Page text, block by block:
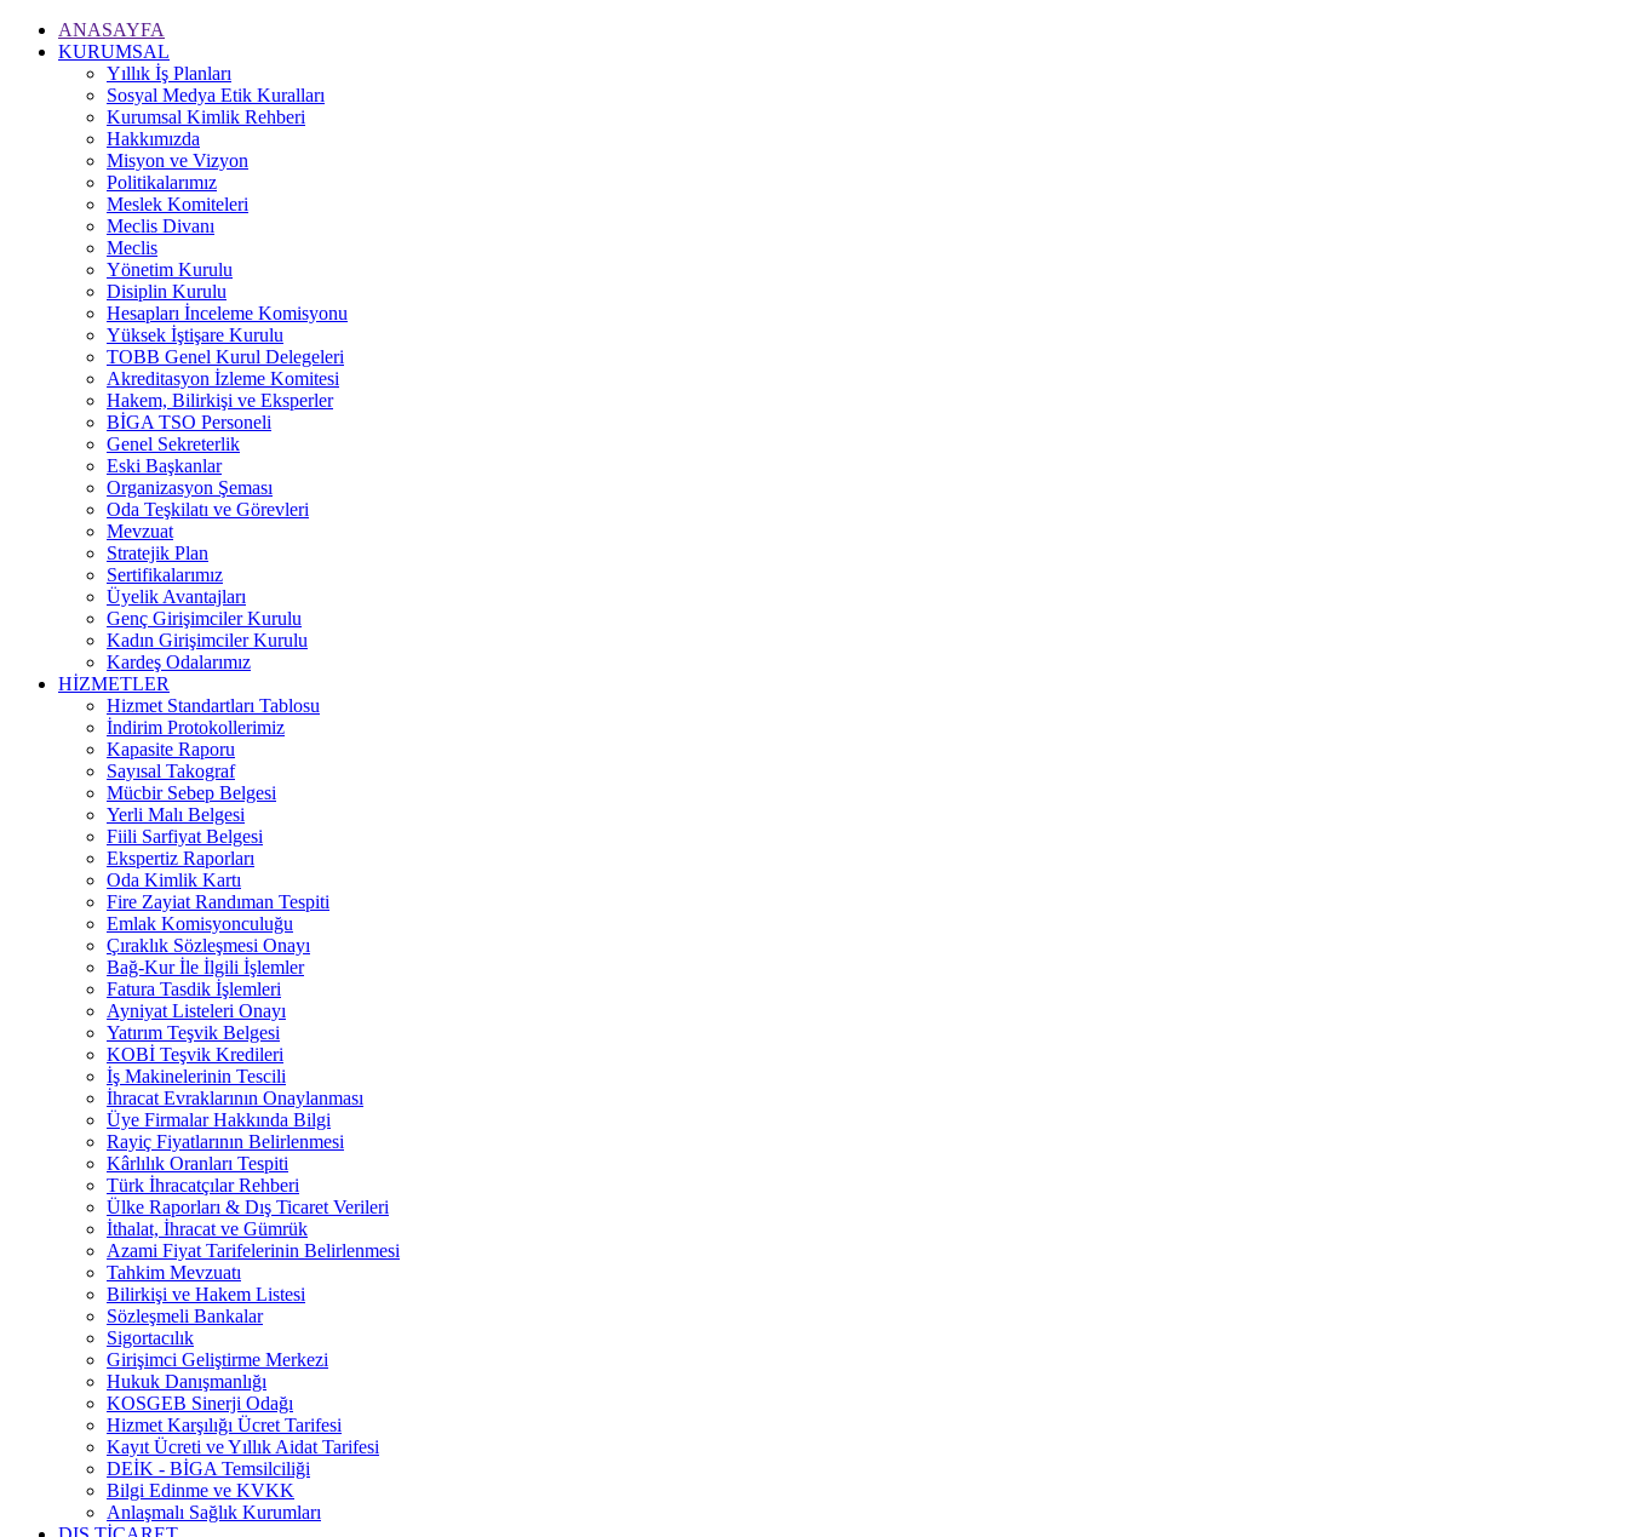
ANASAYFA
KURUMSAL
Yıllık İş Planları
Sosyal Medya Etik Kuralları
Kurumsal Kimlik Rehberi
Hakkımızda
Misyon ve Vizyon
Politikalarımız
Meslek Komiteleri
Meclis Divanı
Meclis
Yönetim Kurulu
Disiplin Kurulu
Hesapları İnceleme Komisyonu
Yüksek İştişare Kurulu
TOBB Genel Kurul Delegeleri
Akreditasyon İzleme Komitesi
Hakem, Bilirkişi ve Eksperler
BİGA TSO Personeli
Genel Sekreterlik
Eski Başkanlar
Organizasyon Şeması
Oda Teşkilatı ve Görevleri
Mevzuat
Stratejik Plan
Sertifikalarımız
Üyelik Avantajları
Genç Girişimciler Kurulu
Kadın Girişimciler Kurulu
Kardeş Odalarımız
HİZMETLER
Hizmet Standartları Tablosu
İndirim Protokollerimiz
Kapasite Raporu
Sayısal Takograf
Mücbir Sebep Belgesi
Yerli Malı Belgesi
Fiili Sarfiyat Belgesi
Ekspertiz Raporları
Oda Kimlik Kartı
Fire Zayiat Randıman Tespiti
Emlak Komisyonculuğu
Çıraklık Sözleşmesi Onayı
Bağ-Kur İle İlgili İşlemler
Fatura Tasdik İşlemleri
Ayniyat Listeleri Onayı
Yatırım Teşvik Belgesi
KOBİ Teşvik Kredileri
İş Makinelerinin Tescili
İhracat Evraklarının Onaylanması
Üye Firmalar Hakkında Bilgi
Rayiç Fiyatlarının Belirlenmesi
Kârlılık Oranları Tespiti
Türk İhracatçılar Rehberi
Ülke Raporları & Dış Ticaret Verileri
İthalat, İhracat ve Gümrük
Azami Fiyat Tarifelerinin Belirlenmesi
Tahkim Mevzuatı
Bilirkişi ve Hakem Listesi
Sözleşmeli Bankalar
Sigortacılık
Girişimci Geliştirme Merkezi
Hukuk Danışmanlığı
KOSGEB Sinerji Odağı
Hizmet Karşılığı Ücret Tarifesi
Kayıt Ücreti ve Yıllık Aidat Tarifesi
DEİK - BİGA Temsilciliği
Bilgi Edinme ve KVKK
Anlaşmalı Sağlık Kurumları